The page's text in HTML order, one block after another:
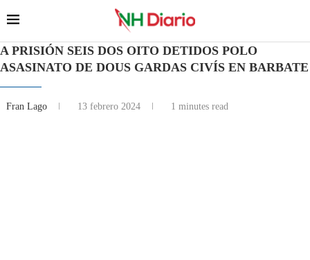
A PRISIÓN SEIS DOS OITO DETIDOS POLO
ASASINATO DE DOUS GARDAS CIVÍS EN BARBATE
Fran Lago 13 febrero 2024 1 minutes read